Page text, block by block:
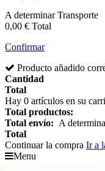
A determinarTransporte
0,00 € Total
Confirmar
Producto añadido
Cantidad
Total
Hay 0 artículos en su
Total productos:
Total envío: A
Total
Continuar la compra Ir a
Menu